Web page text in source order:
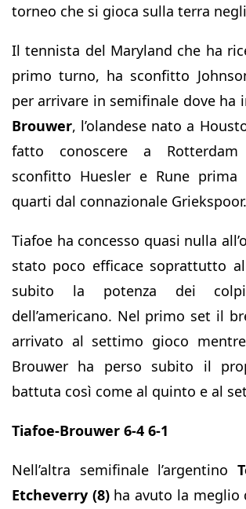
torneo che si gioca sulla terra
Il tennista del Maryland che ha
primo turno, ha sconfitto
per arrivare in semifinale dove ha
Brouwer, l’olandese nato a
fatto conoscere a
sconfitto Huesler e Rune
quarti dal connazionale Griekspoor.
Tiafoe ha concesso quasi nulla
stato poco efficace soprattutto
subito la potenza dei
dell’americano. Nel primo set il
arrivato al settimo gioco
Brouwer ha perso subito il
battuta così come al quinto e al
Tiafoe-Brouwer 6-4 6-1
Nell’altra semifinale l’argentino
Etcheverry (8)ha avuto la meglio